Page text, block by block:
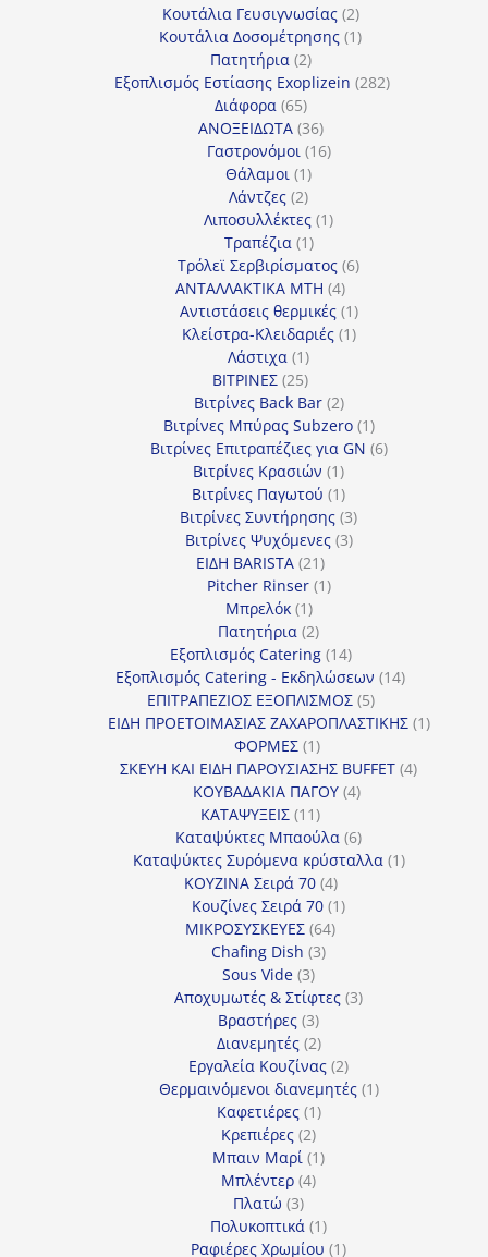
προϊόν
Κουτάλια Γευσιγνωσίας 22
προϊόντα
Κουτάλια Δοσομέτρησης 11
Πατητήρια 22
προϊόντα
Εξοπλισμός Εστίασης Exoplizein 282282
Διάφορα 6565
προϊόντα
ΑΝΟΞΕΙΔΩΤΑ 3636
προϊόντα
Γαστρονόμοι 1616
Θάλαμοι 11
προϊόν
Λάντζες 22
προϊόντα
Λιποσυλλέκτες 11
Τραπέζια 11
προϊόν
Τρόλεϊ Σερβιρίσματος 66
ΑΝΤΑΛΛΑΚΤΙΚΑ MTH 44
προϊόντα
Αντιστάσεις θερμικές 11
προϊόν
Κλείστρα-Κλειδαριές 11
Λάστιχα 11
προϊόν
ΒΙΤΡΙΝΕΣ 2525
προϊόντα
Βιτρίνες Back Bar 22
προϊόντα
Βιτρίνες Mπύρας Subzero 11
προϊόν
Βιτρίνες Επιτραπέζιες για GN 66
Βιτρίνες Κρασιών 11
προϊόν
Βιτρίνες Παγωτού 11
προϊόν
Βιτρίνες Συντήρησης 33
προϊόντα
Βιτρίνες Ψυχόμενες 33
ΕΙΔΗ BARISTA 2121
προϊόντα
Pitcher Rinser 11
Μπρελόκ 11
προϊόν
Πατητήρια 22
προϊόντα
Εξοπλισμός Catering 1414
προϊόντα
Εξοπλισμός Catering - Εκδηλώσεων 1414
ΕΠΙΤΡΑΠΕΖΙΟΣ ΕΞΟΠΛΙΣΜΟΣ 55
προϊόντα
ΕΙΔΗ ΠΡΟΕΤΟΙΜΑΣΙΑΣ ΖΑΧΑΡΟΠΛΑΣΤΙΚΗΣ 11
ΦΟΡΜΕΣ 11
προϊόν
ΣΚΕΥΗ ΚΑΙ ΕΙΔΗ ΠΑΡΟΥΣΙΑΣΗΣ BUFFET 44
ΚΟΥΒΑΔΑΚΙΑ ΠΑΓΟΥ 44
ΚΑΤΑΨΥΞΕΙΣ 1111
προϊόντα
Καταψύκτες Μπαούλα 66
προϊόντα
Καταψύκτες Συρόμενα κρύσταλλα 11
ΚΟΥΖΙΝΑ Σειρά 70 44
προϊόντα
Κουζίνες Σειρά 70 11
ΜΙΚΡΟΣΥΣΚΕΥΕΣ 6464
Chafing Dish 33
Sous Vide 33
προϊόντα
Αποχυμωτές & Στίφτες 33
Βραστήρες 33
προϊόντα
Διανεμητές 22
προϊόντα
Εργαλεία Κουζίνας 22
προϊόντα
Θερμαινόμενοι διανεμητές 11
Καφετιέρες 11
προϊόν
Κρεπιέρες 22
προϊόντα
Μπαιν Μαρί 11
Μπλέντερ 44
Πλατώ 33
προϊόντα
Πολυκοπτικά 11
προϊόν
Ραφιέρες Χρωμίου 11